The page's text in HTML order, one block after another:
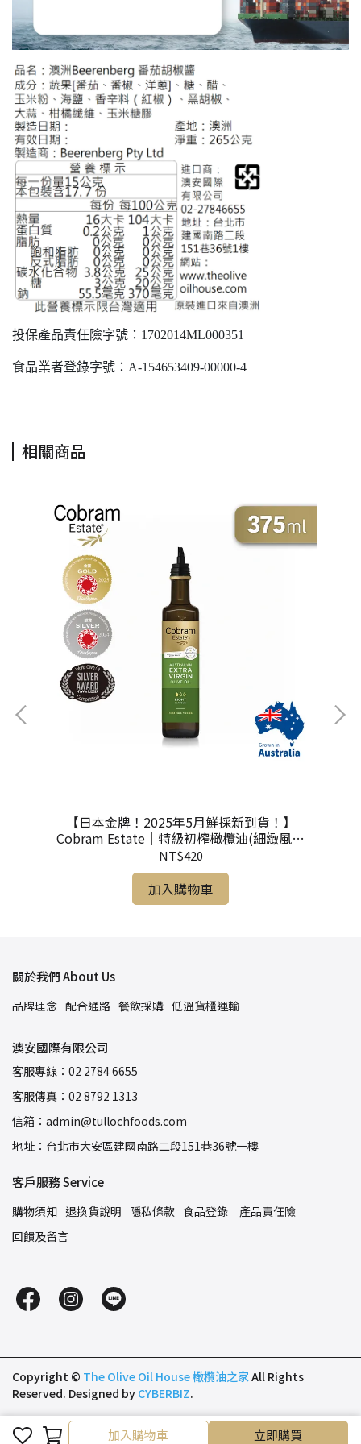
加入購物車 立即購買
投保產品責任險字號：1702014ML000351
食品業者登錄字號：A-154653409-00000-4
相關商品
【日本金牌！2025年5月鮮採新到貨！】
Cobram Estate｜特級初榨橄欖油(細緻風味
Light) 375ml
NT$420
加入購物車
關於我們 About Us
品牌理念 配合通路 餐飲採購 低溫貨櫃運輸
澳安國際有限公司
客服專線：02 2784 6655
客服傳真：02 8792 1313
信箱：admin@tullochfoods.com
地址：台北市大安區建國南路二段151巷36號一樓
客戶服務 Service
購物須知 退換貨說明 隱私條款 食品登錄｜產品責任險
回饋及留言
Copyright © The Olive Oil House 橄欖油之家 All Rights
Reserved. Designed by CYBERBIZ.